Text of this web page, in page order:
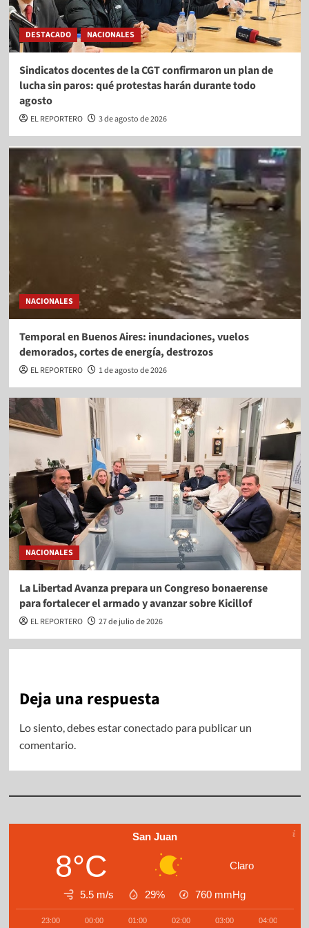
DESTACADO NACIONALES
Sindicatos docentes de la CGT confirmaron un plan de
lucha sin paros: qué protestas harán durante todo
agosto
EL REPORTERO 3 de agosto de 2026
NACIONALES
Temporal en Buenos Aires: inundaciones, vuelos
demorados, cortes de energía, destrozos
EL REPORTERO 1 de agosto de 2026
NACIONALES
La Libertad Avanza prepara un Congreso bonaerense
para fortalecer el armado y avanzar sobre Kicillof
EL REPORTERO 27 de julio de 2026
Deja una respuesta
Lo siento, debes estarconectadopara publicar un
comentario.
San Juan
8°C Claro
5.5 m/s 29% 760 mmHg
23:00 00:00 01:00 02:00 03:00 04:00